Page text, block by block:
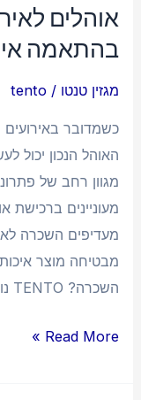
אוהלים
בהתאמה
מגזין טנטו /
tento
כשמדובר באירועים
מגוון רחב של
מעוניינים ברכישת
מבטיחה מוצר
השכרה? TENTO נותנת מענה לכל צורך
Read More »